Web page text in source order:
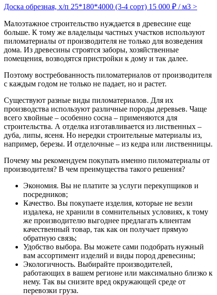
Доска обрезная, х/п 25*180*4000 (3-4 сорт) 15 000 ₽ / м3 >
Малоэтажное строительство нуждается в древесине еще
больше. К тому же владельцы частных участков используют
пиломатериалы от производителя не только для возведения
дома. Из древесины строятся заборы, хозяйственные
помещения, возводятся пристройки к дому и так далее.
Поэтому востребованность пиломатериалов от производителя
с каждым годом не только не падает, но и растет.
Существуют разные виды пиломатериалов. Для их
производства используют различные породы деревьев. Чаще
всего хвойные – особенно сосна – применяются для
строительства. А отделка изготавливается из лиственных –
дуба, липы, ясеня. Но нередки строительные материалы из,
например, березы. И отделочные – из кедра или лиственницы.
Почему мы рекомендуем покупать именно пиломатериалы от
производителя? В чем преимущества такого решения?
Экономия. Вы не платите за услуги перекупщиков и
посредников;
Качество. Вы покупаете изделия, которые не везли
издалека, не хранили в сомнительных условиях, к тому
же производителю выгоднее предлагать клиентам
качественный товар, так как он получает прямую
обратную связь;
Удобство выбора. Вы можете сами подобрать нужный
вам ассортимент изделий и виды пород древесины;
Экологичность. Выбирайте производителей,
работающих в вашем регионе или максимально близко к
нему. Так вы снизите вред окружающей среде от
перевозки груза.